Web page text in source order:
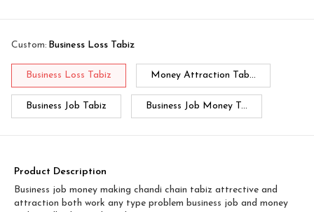
Custom: Business Loss Tabiz
Business Loss Tabiz Money Attraction Tab...
Business Job Tabiz Business Job Money T...
Product Description
Business job money making chandi chain tabiz attrective and
attraction both work any type problem business job and money